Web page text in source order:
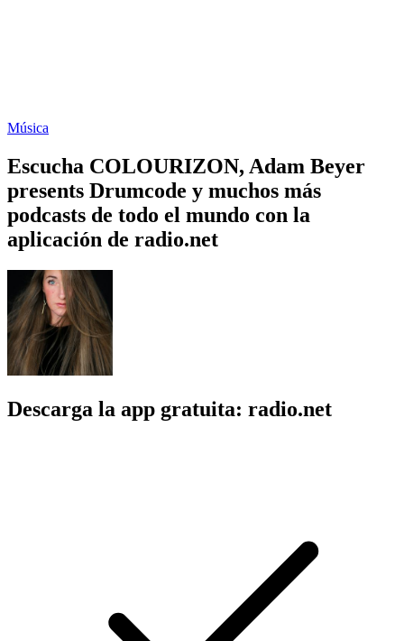
Música
Escucha COLOURIZON, Adam Beyer
presents Drumcode y muchos más
podcasts de todo el mundo con la
aplicación de radio.net
Descarga la app gratuita: radio.net